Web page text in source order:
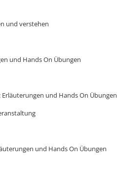
und verstehen
und Hands On Übungen
Erläuterungen und Hands On Übungen
und Hands On Übungen